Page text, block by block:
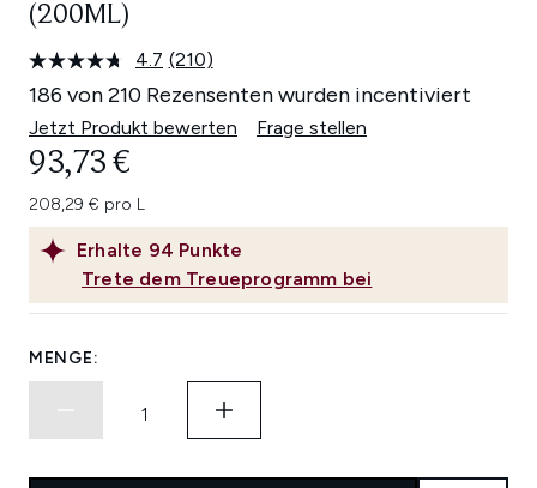
(200ML)
4.7 210
Bewertungen
lesen.
Link
(210)
186 von 210 Rezensenten wurden incentiviert
Jetzt Produkt bewerten Frage stellen
Erhalte 94 Punkte
Trete dem Treueprogramm bei
93,73 €
208,29 € pro L
MENGE: